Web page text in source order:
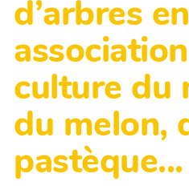
d’arbres en
culture du
du melon,
pastèque...